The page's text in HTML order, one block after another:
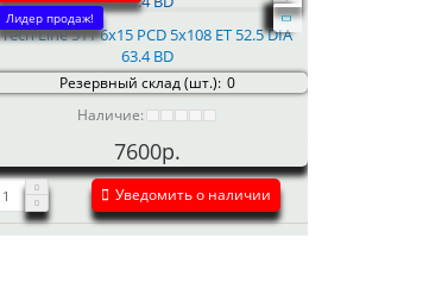
Лидер продаж!
Tech Line 511 6x15 PCD 5x108 ET 52.5 DIA
63.4 BD
Резервный склад (шт.): 0
Наличие:
7600р.
Уведомить о наличии